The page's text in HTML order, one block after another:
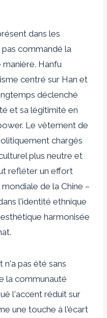
dans les
pas commandé la
Hanfu
centré sur Han et
déclenché
et sa légitimité en
Le vêtement de
chargés
plus neutre et
refléter un effort
de la Chine –
l'identité ethnique
harmonisée
n'a pas été sans
la communauté
l'accent réduit sur
une touche à l'écart